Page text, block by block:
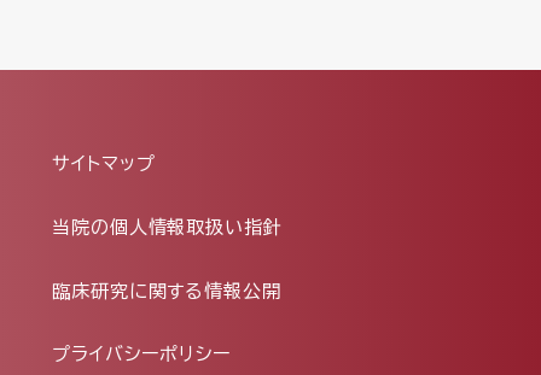
サイトマップ
当院の個人情報取扱い指針
臨床研究に関する情報公開
プライバシーポリシー